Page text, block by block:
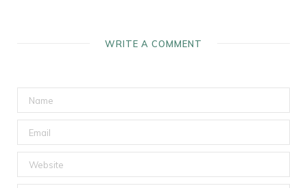
WRITE A COMMENT